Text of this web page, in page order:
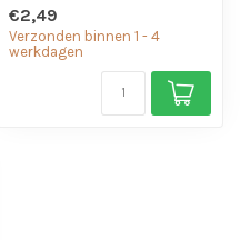
€2,49
Verzonden binnen 1 - 4
werkdagen